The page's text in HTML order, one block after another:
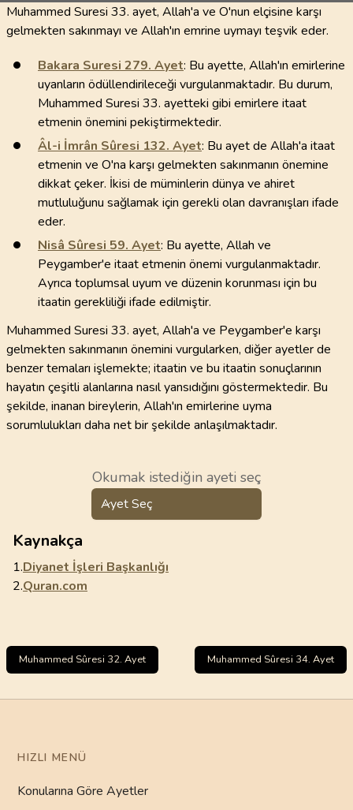
Muhammed Suresi 33. ayet, Allah'a ve O'nun elçisine karşı
gelmekten sakınmayı ve Allah'ın emrine uymayı teşvik eder.
Bakara Suresi 279. Ayet: Bu ayette, Allah'ın emirlerine
uyanların ödüllendirileceği vurgulanmaktadır. Bu durum,
Muhammed Suresi 33. ayetteki gibi emirlere itaat
etmenin önemini pekiştirmektedir.
Âl-i İmrân Sûresi 132. Ayet: Bu ayet de Allah'a itaat
etmenin ve O'na karşı gelmekten sakınmanın önemine
dikkat çeker. İkisi de müminlerin dünya ve ahiret
mutluluğunu sağlamak için gerekli olan davranışları ifade
eder.
Nisâ Sûresi 59. Ayet: Bu ayette, Allah ve
Peygamber'e itaat etmenin önemi vurgulanmaktadır.
Ayrıca toplumsal uyum ve düzenin korunması için bu
itaatin gerekliliği ifade edilmiştir.
Muhammed Suresi 33. ayet, Allah'a ve Peygamber'e karşı
gelmekten sakınmanın önemini vurgularken, diğer ayetler de
benzer temaları işlemekte; itaatin ve bu itaatin sonuçlarının
hayatın çeşitli alanlarına nasıl yansıdığını göstermektedir. Bu
şekilde, inanan bireylerin, Allah'ın emirlerine uyma
sorumlulukları daha net bir şekilde anlaşılmaktadır.
Okumak istediğin ayeti seç
Ayet Seç
Kaynakça
1.Diyanet İşleri Başkanlığı
2.Quran.com
Muhammed Sûresi 32. Ayet Muhammed Sûresi 34. Ayet
HIZLI MENÜ
Konularına Göre Ayetler